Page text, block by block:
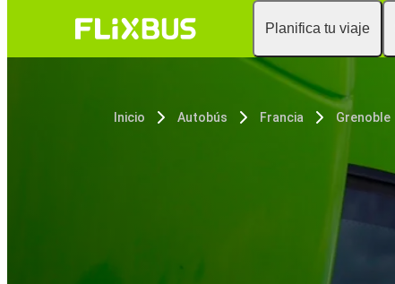
Planifica tu viaje
Inicio Autobús Francia Grenoble